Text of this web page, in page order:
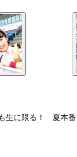
に限る！ 夏本